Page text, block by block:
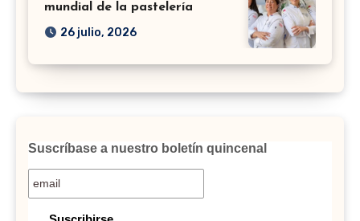
mundial de la pastelería
26 julio, 2026
Suscríbase a nuestro boletín quincenal